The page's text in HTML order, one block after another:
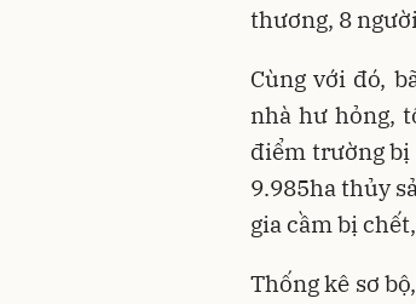
thương, 8
Cùng với đó,
nhà hư hỏng,
điểm trường bị
9.985ha thủy
gia cầm bị
Thống kê sơ